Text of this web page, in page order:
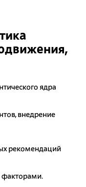
ядра
внедрение
рекомендаций
факторами.